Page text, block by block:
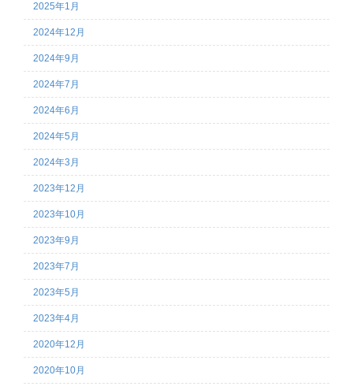
2025年1月
2024年12月
2024年9月
2024年7月
2024年6月
2024年5月
2024年3月
2023年12月
2023年10月
2023年9月
2023年7月
2023年5月
2023年4月
2020年12月
2020年10月